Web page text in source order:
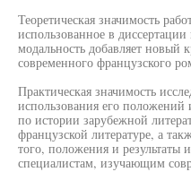
Теоретическая значимость
использованное в
модальность добавляет новый
современного французского
Практическая значимость
использования его положений
по истории зарубежной
французской литературе, а
того, положения и результаты
специалистам, изучающим